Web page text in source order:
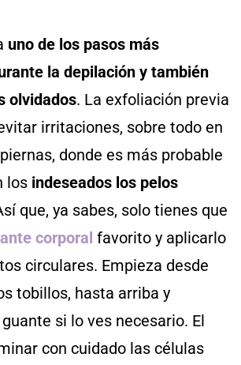
uno de los pasos más
la depilación y también
olvidados. La exfoliación previa
irritaciones, sobre todo en
donde es más probable
los indeseados los pelos
que, ya sabes, solo tienes que
corporal favorito y aplicarlo
circulares. Empieza desde
tobillos, hasta arriba y
si lo ves necesario. El
con cuidado las células